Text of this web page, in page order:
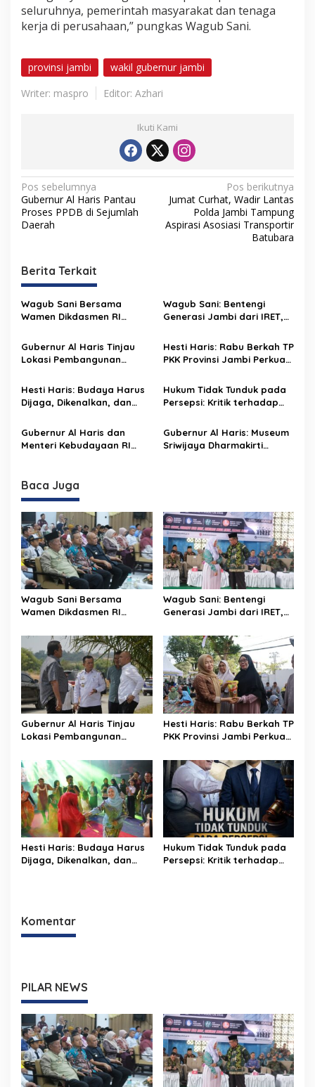
seluruhnya, pemerintah masyarakat dan tenaga
kerja di perusahaan,” pungkas Wagub Sani.
provinsi jambi
wakil gubernur jambi
Writer: maspro
Editor: Azhari
Ikuti Kami
N
a
v
g
a
s
i
p
o
s
Pos sebelumnya
Gubernur Al Haris Pantau
Proses PPDB di Sejumlah
Daerah
Pos berikutnya
Jumat Curhat, Wadir Lantas
Polda Jambi Tampung
Aspirasi Asosiasi Transportir
Batubara
Berita Terkait
Wagub Sani Bersama
Wamen Dikdasmen RI
Pintar, Dorong
Transformasi Digital
Pendidikan di Jambi
Wagub Sani: Bentengi
Generasi Jambi dari IRET,
Dimulai dari Sekolah
Gubernur Al Haris Tinjau
Lokasi Pembangunan
Pembangunan BTN Bungo
Green City
Hesti Haris: Rabu Berkah TP
PKK Provinsi Jambi Perkuat
Budaya Kelola Sampah
dari Rumah
Hesti Haris: Budaya Harus
Dijaga, Dikenalkan, dan
Hukum Tidak Tunduk pada
Persepsi: Kritik terhadap
Media dan Aktivis
Gubernur Al Haris dan
Menteri Kebudayaan RI
Indonesia”, Perkuat
Pelestarian Budaya dan
Gubernur Al Haris: Museum
Sriwijaya Dharmakirti
Baca Juga
Wagub Sani Bersama
Wamen Dikdasmen RI
Pintar, Dorong
Transformasi Digital
Pendidikan di Jambi
Wagub Sani: Bentengi
Generasi Jambi dari IRET,
Dimulai dari Sekolah
Gubernur Al Haris Tinjau
Lokasi Pembangunan
Pembangunan BTN Bungo
Green City
Hesti Haris: Rabu Berkah TP
PKK Provinsi Jambi Perkuat
Budaya Kelola Sampah
dari Rumah
Hesti Haris: Budaya Harus
Dijaga, Dikenalkan, dan
Hukum Tidak Tunduk pada
Persepsi: Kritik terhadap
Komentar
PILAR NEWS